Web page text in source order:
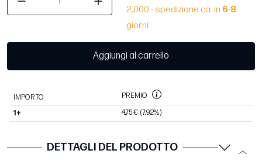
2,000 - spedizione ca. in 6-8
giorni
Aggiungi al carrello
IMPORTO PREMIO
1+ 4,75 € (7,92%)
DETTAGLI DEL PRODOTTO